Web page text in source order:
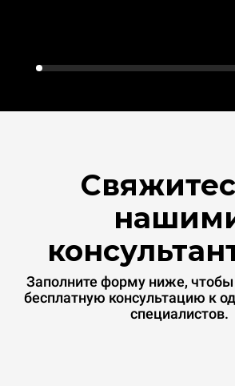
Заполните форму ниже, чтобы
бесплатную консультацию к
специалистов.